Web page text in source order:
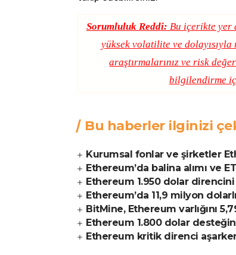
Sorumluluk Reddi: Bu içerikte yer
yüksek volatilite ve dolayısıyla
araştırmalarınız ve risk
bilgilendirme
Bu haberler ilginizi
Kurumsal fonlar ve şirketler
Ethereum’da balina alımı ve
Ethereum 1.950 dolar
Ethereum’da 11,9 milyon
BitMine, Ethereum varlığını
Ethereum 1.800 dolar
Ethereum kritik direnci